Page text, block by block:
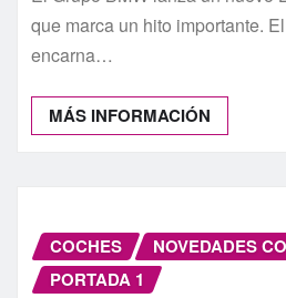
que marca un hito importante.
encarna…
MÁS INFORMACIÓN
COCHES
NOVEDADES
PORTADA 1